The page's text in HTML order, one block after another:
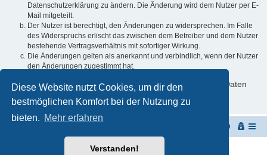
Diese Website nutzt Cookies, um dir den
bestmöglichen Komfort bei der Nutzung zu
bieten. Mehr erfahren
Verstanden!
Datenschutzerklärung zu ändern. Die Änderung wird dem Nutzer per E-
Mail mitgeteilt.
Der Nutzer ist berechtigt, den Änderungen zu widersprechen. Im Falle
des Widerspruchs erlischt das zwischen dem Betreiber und dem Nutzer
bestehende Vertragsverhältnis mit sofortiger Wirkung.
Die Änderungen gelten als anerkannt und verbindlich, wenn der Nutzer
den Änderungen zugestimmt hat.
Informationen über den Umgang mit deinen persönlichen Daten
sind in der Datenschutzerklärung enthalten.
Powered byphpBB® Forum Software © phpBB Limited